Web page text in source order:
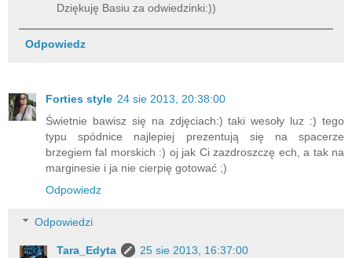
Dziękuję Basiu za odwiedzinki:))
Odpowiedz
Forties style 24 sie 2013, 20:38:00
Świetnie bawisz się na zdjęciach:) taki wesoły luz :) tego
typu spódnice najlepiej prezentują się na spacerze
brzegiem fal morskich :) oj jak Ci zazdroszczę ech, a tak na
marginesie i ja nie cierpię gotować ;)
Odpowiedz
Odpowiedzi
Tara_Edyta
25 sie 2013, 16:37:00